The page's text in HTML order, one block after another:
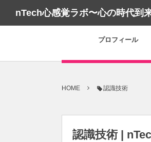
nTech心感覚ラボ〜心の時代到
プロフィール
HOME 認識技術
認識技術 |